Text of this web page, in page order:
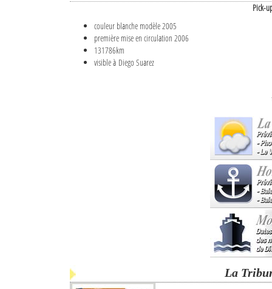
Pick-
couleur blanche modèle 2005
première mise en circulation 2006
131786km
visible à Diego Suarez
La